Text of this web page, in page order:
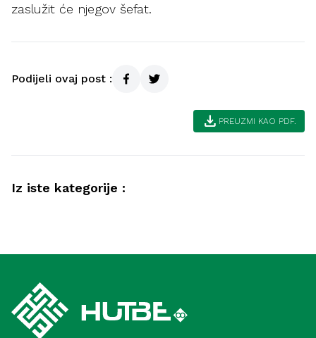
zaslužit će njegov šefat.
Podijeli ovaj post :
download PREUZMI KAO PDF.
Iz iste kategorije :